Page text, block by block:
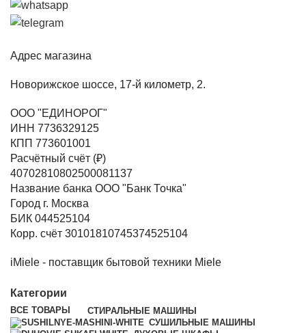
Адрес магазина
Новорижское шоссе, 17-й километр, 2.
ООО "ЕДИНОРОГ"
ИНН 7736329125
КПП 773601001
Расчётный счёт (₽)
40702810802500081137
Название банка ООО "Банк Точка"
Город г. Москва
БИК 044525104
Корр. счёт 30101810745374525104
iMiele - поставщик бытовой техники Miele
Категории
ВСЕ ТОВАРЫ
СТИРАЛЬНЫЕ МАШИНЫ
СУШИЛЬНЫЕ МАШИНЫ